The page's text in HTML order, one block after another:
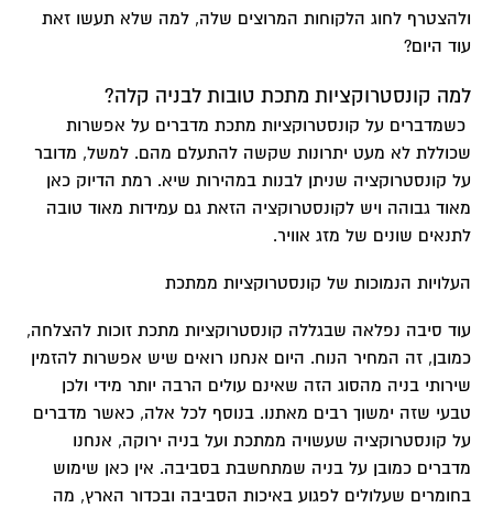
ולהצטרף לחוג הלקוחות המרוצים שלה, למה שלא תעשו זאת
עוד היום?
למה קונסטרוקציות מתכת טובות לבניה קלה?
כשמדברים על קונסטרוקציות מתכת מדברים על אפשרות
שכוללת לא מעט יתרונות שקשה להתעלם מהם. למשל, מדובר
על קונסטרוקציה שניתן לבנות במהירות שיא. רמת הדיוק כאן
מאוד גבוהה ויש לקונסטרוקציה הזאת גם עמידות מאוד טובה
לתנאים שונים של מזג אוויר.
העלויות הנמוכות של קונסטרוקציות ממתכת
עוד סיבה נפלאה שבגללה קונסטרוקציות מתכת זוכות להצלחה,
כמובן, זה המחיר הנוח. היום אנחנו רואים שיש אפשרות להזמין
שירותי בניה מהסוג הזה שאינם עולים הרבה יותר מידי ולכן
טבעי שזה ימשוך רבים מאתנו. בנוסף לכל אלה, כאשר מדברים
על קונסטרוקציה שעשויה ממתכת ועל בניה ירוקה, אנחנו
מדברים כמובן על בניה שמתחשבת בסביבה. אין כאן שימוש
בחומרים שעלולים לפגוע באיכות הסביבה ובכדור הארץ, מה